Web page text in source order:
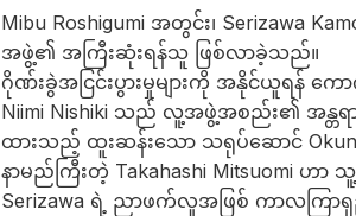
Mibu Roshigumi အတွင်း၊ Serizawa
အဖွဲ့၏ အကြီးဆုံးရန်သူ ဖြစ်လာခဲ့သည်။
ဂိုဏ်းခွဲအငြင်းပွားမှုများကို အနိုင်ယူရန် က
Niimi Nishiki သည် လူ့အဖွဲ့အစည်း၏ အန္တ
ထားသည့် ထူးဆန်းသော သရုပ်ဆောင်
နာမည်ကြီးတဲ့ Takahashi Mitsuomi ဟာ သူ့
Serizawa ရဲ့ ညာဖက်လူအဖြစ် ကာလကြာ